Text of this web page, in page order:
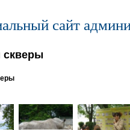
сайт
скверы